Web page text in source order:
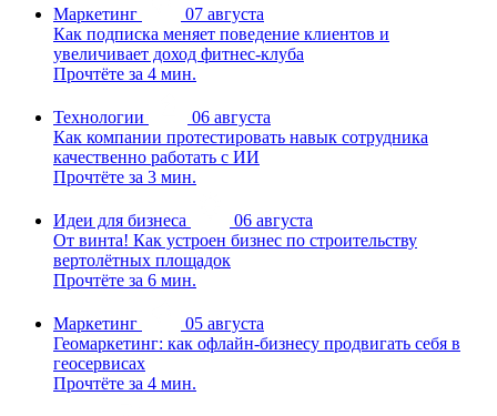
Маркетинг
07 августа
Как подписка меняет поведение клиентов и
увеличивает доход фитнес-клуба
Прочтёте за 4 мин.
Технологии
06 августа
Как компании протестировать навык сотрудника
качественно работать с ИИ
Прочтёте за 3 мин.
Идеи для бизнеса
06 августа
От винта! Как устроен бизнес по строительству
вертолётных площадок
Прочтёте за 6 мин.
Маркетинг
05 августа
Геомаркетинг: как офлайн-бизнесу продвигать себя в
геосервисах
Прочтёте за 4 мин.